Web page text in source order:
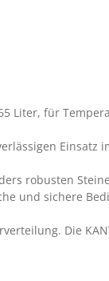
Liter, für
Einsatz
robusten
und sichere
Die